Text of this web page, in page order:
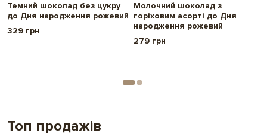
Темний шоколад без цукру
до Дня народження рожевий
329 грн
Молочний шоколад з
горіховим асорті до Дня
народження рожевий
279 грн
Топ продажів